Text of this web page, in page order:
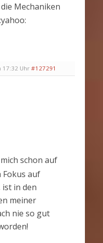
Mechaniken
17:32 Uhr #127291
schon auf
Fokus auf
ist in den
meiner
nie so gut